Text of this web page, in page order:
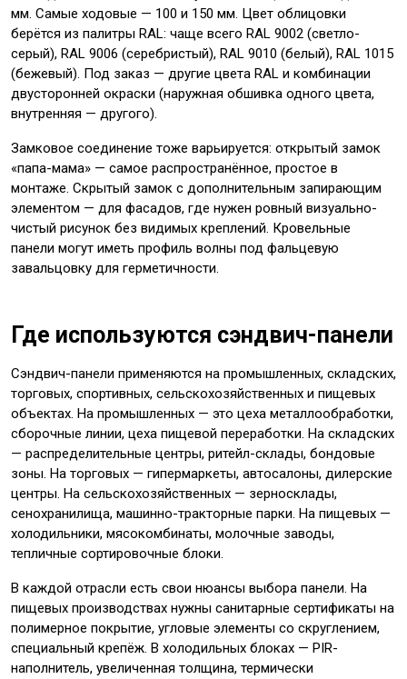
мм. Самые ходовые — 100 и 150 мм. Цвет облицовки
берётся из палитры RAL: чаще всего RAL 9002 (светло-
серый), RAL 9006 (серебристый), RAL 9010 (белый), RAL 1015
(бежевый). Под заказ — другие цвета RAL и комбинации
двусторонней окраски (наружная обшивка одного цвета,
внутренняя — другого).
Замковое соединение тоже варьируется: открытый замок
«папа-мама» — самое распространённое, простое в
монтаже. Скрытый замок с дополнительным запирающим
элементом — для фасадов, где нужен ровный визуально-
чистый рисунок без видимых креплений. Кровельные
панели могут иметь профиль волны под фальцевую
завальцовку для герметичности.
Где используются сэндвич-панели
Сэндвич-панели применяются на промышленных, складских,
торговых, спортивных, сельскохозяйственных и пищевых
объектах. На промышленных — это цеха металлообработки,
сборочные линии, цеха пищевой переработки. На складских
— распределительные центры, ритейл-склады, бондовые
зоны. На торговых — гипермаркеты, автосалоны, дилерские
центры. На сельскохозяйственных — зерносклады,
сенохранилища, машинно-тракторные парки. На пищевых —
холодильники, мясокомбинаты, молочные заводы,
тепличные сортировочные блоки.
В каждой отрасли есть свои нюансы выбора панели. На
пищевых производствах нужны санитарные сертификаты на
полимерное покрытие, угловые элементы со скруглением,
специальный крепёж. В холодильных блоках — PIR-
наполнитель, увеличенная толщина, термически